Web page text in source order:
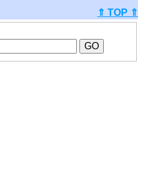
⇑ TOP ⇑